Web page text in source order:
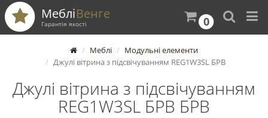
0
МебліВенге
Гарантія якості
Меблі
Модульні елементи
Джулі вітрина з підсвічуванням REG1W3SL БРВ
Джулі вітрина з підсвічуванням
REG1W3SL БРВ БРВ